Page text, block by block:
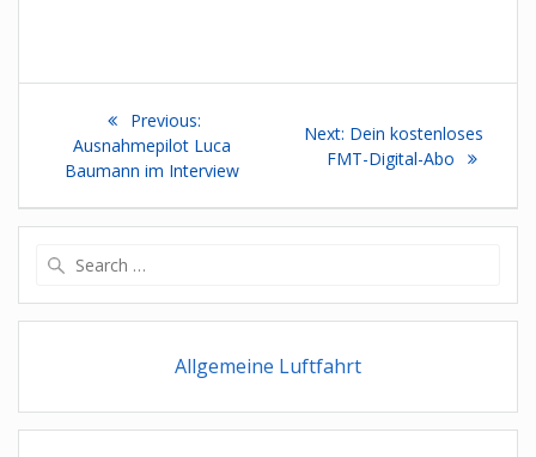
Beitragsnavigation
Previous:
post:
Ausnahmepilot Luca
Baumann im Interview
Next: Next
post:
Dein kostenloses
FMT-Digital-Abo
Allgemeine Luftfahrt